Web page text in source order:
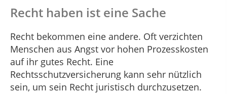
Recht haben ist eine Sache
Recht bekommen eine andere. Oft verzichten
Menschen aus Angst vor hohen Prozesskosten
auf ihr gutes Recht. Eine
Rechtsschutzversicherung kann sehr nützlich
sein, um sein Recht juristisch durchzusetzen.